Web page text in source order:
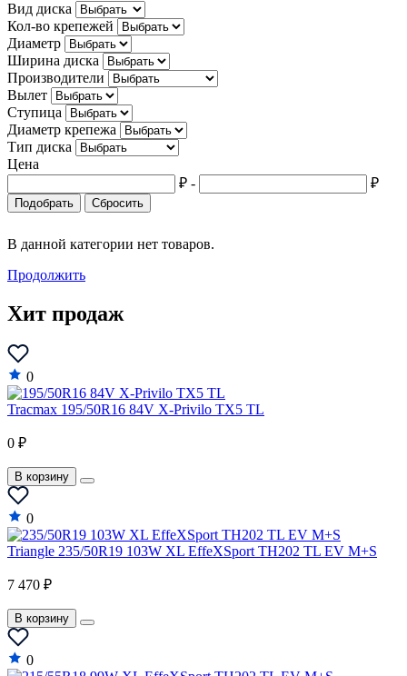
Datsun
Dodge
Dongfeng
DS
Eagle
Ferrari
Ford
Genesis
GMC
Haval
Honda
Вид диска
Кол-во крепежей
Диаметр
Ширина диска
Производители
Вылет
Ступица
Диаметр крепежа
Тип диска
Цена
₽ - ₽
Подобрать Сбросить
В данной категории нет товаров.
Продолжить
Хит продаж
0
Tracmax 195/50R16 84V X-Privilo TX5 TL
0 ₽
В корзину
0
Triangle 235/50R19 103W XL EffeXSport TH202 TL EV M+S
7 470 ₽
В корзину
0